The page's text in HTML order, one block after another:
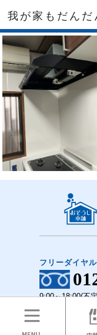
我が家もだんだ
フリーダイヤ
9:00～18:00(不